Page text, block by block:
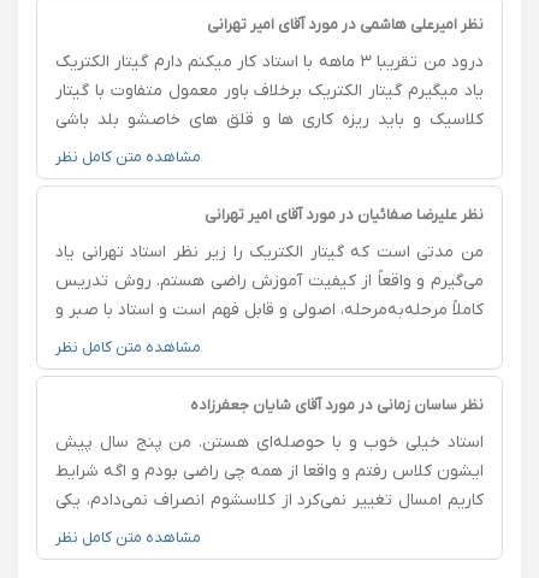
تشویق به یادگیری بیشتر میکردند. از جلساتی که با ایشان
نظر امیرعلی هاشمی در مورد آقای امیر تهرانی
درود من تقریبا ۳ ماهه با استاد کار میکنم دارم گیتار الکتریک
یاد میگیرم گیتار الکتریک برخلاف باور معمول متفاوت با گیتار
کلاسیک و باید ریزه کاری ها و قلق های خاصشو بلد باشی
استاد کاملا مسلطه به همه نکات یادگیری الکتریک و کاملا با
دقت میبینه که ذره ای اشتباه کاری انجام ندی حتی چیزایی که
شاید برای خیلی از مدرس ها جدی نباشه به شدت توصیه
شرکت کنید هم با خوصله و صبر تدریس میکنن هم براشون
مهمه که اشتباهی تو کارتون نباشه بی نقص کارشون
مشاهده متن کامل نظر
نظر علیرضا صفائیان در مورد آقای امیر تهرانی
من مدتی است که گیتار الکتریک را زیر نظر استاد تهرانی یاد
می‌گیرم و واقعاً از کیفیت آموزش راضی هستم. روش تدریس
کاملاً مرحله‌به‌مرحله، اصولی و قابل فهم است و استاد با صبر و
حوصله نقاط ضعف هنرجو را شناسایی می‌کند و برای رفع آن‌ها
راهکار دقیق می‌دهد. علاوه بر تکنیک، روی موزیکالیته، ریتم،
صداگیری و استایل نوازندگی هم تمرکز زیادی دارند که باعث
انگیزه‌بخش است و تمرین‌هایی که داده می‌شود هدفمند و
کاربردی هستند. اگر به دنبال یادگیری جدی و اصولی گیتار
الکتریک هستید، قطعاً این استاد را پیشنهاد می‌کنم
مشاهده متن کامل نظر
نظر ساسان زمانی در مورد آقای شایان جعفرزاده
استاد خیلی خوب و با حوصله‌ای هستن. من پنج سال پیش
ایشون کلاس رفتم و واقعا از همه چی راضی بودم و اگه شرایط
کاریم امسال تغییر نمی‌کرد از کلاسشوم انصراف نمی‌دادم، یکی
دیگر از دلایلی که آموزش استاد جعفرزاده رو خیلی دوست
داشتم این بود که تنوع در تمرینات و آموزش باعث میشد ک
مشاهده متن کامل نظر